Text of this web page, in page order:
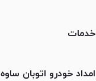
خدمات
امداد خودرو اتوبان ساوه